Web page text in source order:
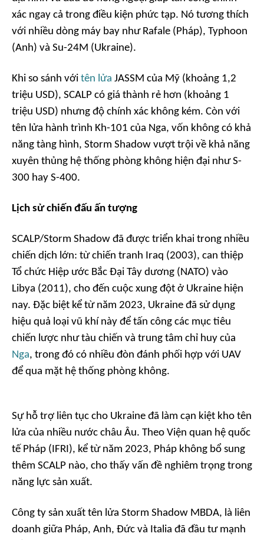
xác ngay cả trong điều kiện phức tạp. Nó tương thích
với nhiều dòng máy bay như Rafale (Pháp), Typhoon
(Anh) và Su-24M (Ukraine).
Khi so sánh với tên lửa JASSM của Mỹ (khoảng 1,2
triệu USD), SCALP có giá thành rẻ hơn (khoảng 1
triệu USD) nhưng độ chính xác không kém. Còn với
tên lửa hành trình Kh-101 của Nga, vốn không có khả
năng tàng hình, Storm Shadow vượt trội về khả năng
xuyên thủng hệ thống phòng không hiện đại như S-
300 hay S-400.
Lịch sử chiến đấu ấn tượng
SCALP/Storm Shadow đã được triển khai trong nhiều
chiến dịch lớn: từ chiến tranh Iraq (2003), can thiệp
Tổ chức Hiệp ước Bắc Đại Tây dương (NATO) vào
Libya (2011), cho đến cuộc xung đột ở Ukraine hiện
nay. Đặc biệt kể từ năm 2023, Ukraine đã sử dụng
hiệu quả loại vũ khí này để tấn công các mục tiêu
chiến lược như tàu chiến và trung tâm chỉ huy của
Nga, trong đó có nhiều đòn đánh phối hợp với UAV
để qua mặt hệ thống phòng không.
Sự hỗ trợ liên tục cho Ukraine đã làm cạn kiệt kho tên
lửa của nhiều nước châu Âu. Theo Viện quan hệ quốc
tế Pháp (IFRI), kể từ năm 2023, Pháp không bổ sung
thêm SCALP nào, cho thấy vấn đề nghiêm trọng trong
năng lực sản xuất.
Công ty sản xuất tên lửa Storm Shadow MBDA, là liên
doanh giữa Pháp, Anh, Đức và Italia đã đầu tư mạnh